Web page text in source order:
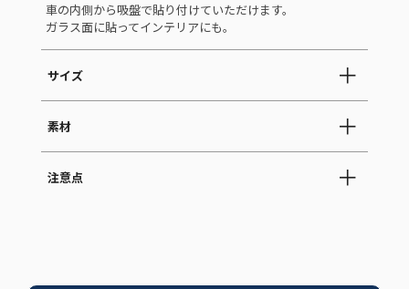
車の内側から吸盤で貼り付けていただけます。
ガラス面に貼ってインテリアにも。
サイズ
素材
注意点